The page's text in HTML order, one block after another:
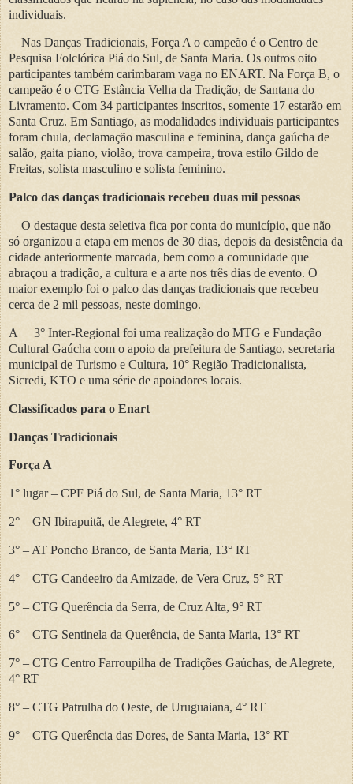
individuais.
Nas Danças Tradicionais, Força A o campeão é o Centro de
Pesquisa Folclórica Piá do Sul, de Santa Maria. Os outros oito
participantes também carimbaram vaga no ENART. Na Força B, o
campeão é o CTG Estância Velha da Tradição, de Santana do
Livramento. Com 34 participantes inscritos, somente 17 estarão em
Santa Cruz. Em Santiago, as modalidades individuais participantes
foram chula, declamação masculina e feminina, dança gaúcha de
salão, gaita piano, violão, trova campeira, trova estilo Gildo de
Freitas, solista masculino e solista feminino.
Palco das danças tradicionais recebeu duas mil pessoas
O destaque desta seletiva fica por conta do município, que não
só organizou a etapa em menos de 30 dias, depois da desistência da
cidade anteriormente marcada, bem como a comunidade que
abraçou a tradição, a cultura e a arte nos três dias de evento. O
maior exemplo foi o palco das danças tradicionais que recebeu
cerca de 2 mil pessoas, neste domingo.
A
3° Inter-Regional foi uma realização do MTG e Fundação
Cultural Gaúcha com o apoio da prefeitura de Santiago, secretaria
municipal de Turismo e Cultura, 10° Região Tradicionalista,
Sicredi, KTO e uma série de apoiadores locais.
Classificados para o Enart
Danças Tradicionais
Força A
1° lugar– CPF Piá do Sul, de Santa Maria, 13° RT
2° – GN Ibirapuitã, de Alegrete, 4° RT
3° – AT Poncho Branco, de Santa Maria, 13° RT
4° – CTG Candeeiro da Amizade, de Vera Cruz, 5° RT
5° – CTG Querência da Serra, de Cruz Alta, 9° RT
6° – CTG Sentinela da Querência, de Santa Maria, 13° RT
7° – CTG Centro Farroupilha de Tradições Gaúchas, de Alegrete,
4° RT
8° – CTG Patrulha do Oeste, de Uruguaiana, 4° RT
9° – CTG Querência das Dores, de Santa Maria, 13° RT